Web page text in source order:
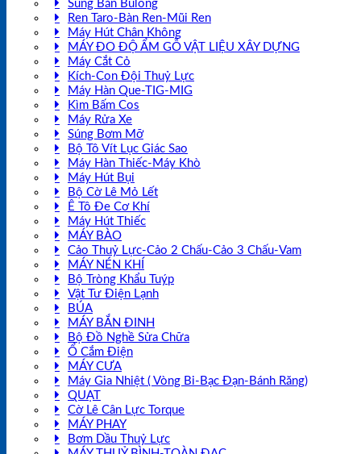
Súng Bắn Bulong
Ren Taro-Bàn Ren-Mũi Ren
Máy Hút Chân Không
MÁY ĐO ĐỘ ẨM GỖ VẬT LIỆU XÂY DỰNG
Máy Cắt Cỏ
Kích-Con Đội Thuỷ Lực
Máy Hàn Que-TIG-MIG
Kìm Bấm Cos
Máy Rửa Xe
Súng Bơm Mỡ
Bộ Tô Vít Lục Giác Sao
Máy Hàn Thiếc-Máy Khò
Máy Hút Bụi
Bộ Cờ Lê Mỏ Lết
Ê Tô Đe Cơ Khí
Máy Hút Thiếc
MÁY BÀO
Cảo Thuỷ Lực-Cảo 2 Chấu-Cảo 3 Chấu-Vam
MÁY NÉN KHÍ
Bộ Tròng Khẩu Tuýp
Vật Tư Điện Lạnh
BÚA
MÁY BẮN ĐINH
Bộ Đồ Nghề Sửa Chữa
Ổ Cắm Điện
MÁY CƯA
Máy Gia Nhiệt ( Vòng Bi-Bạc Đạn-Bánh Răng)
QUẠT
Cờ Lê Cân Lực Torque
MÁY PHAY
Bơm Dầu Thuỷ Lực